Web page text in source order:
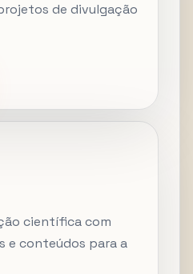
de divulgação
científica com
e conteúdos para a